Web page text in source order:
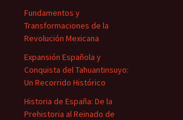
Fundamentos y
Transformaciones de la
Revolución Mexicana
Expansión Española y
Conquista del Tahuantinsuyo:
Un Recorrido Histórico
Historia de España: De la
Prehistoria al Reinado de